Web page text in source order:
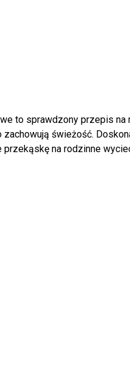
to sprawdzony przepis
świeżość.
przekąskę na rodzinne